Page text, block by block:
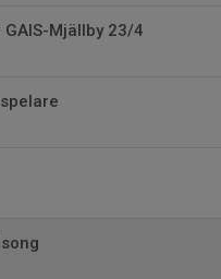
Mjällby 23/4